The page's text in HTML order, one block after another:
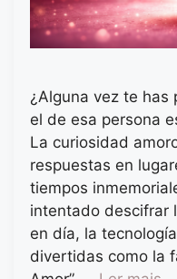
¿Alguna vez te
el de esa persona
La curiosidad
respuestas en
tiempos
intentado descifrar
en día, la
divertidas como la